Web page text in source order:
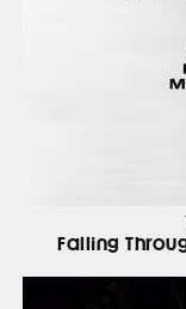
Falling